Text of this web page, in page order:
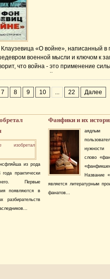
«О войне», написанный в
военной мысли и ключом к
что война - это применение
Однако после появления
7 8 9 10 ... 22 Далее
из рода
года практически
Первые
появляются в
разбирательств
Фанфики и их
аядлым
нужности
слово
Название
является литературным
фанатов...